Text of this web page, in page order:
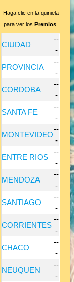
Haga clic en la quiniela
para ver losPremios
CIUDAD
--
-
PROVINCIA
--
-
CORDOBA
--
-
SANTA FE
--
-
MONTEVIDEO
--
-
ENTRE RIOS
--
-
MENDOZA
--
-
SANTIAGO
--
-
CORRIENTES
--
-
CHACO
--
-
NEUQUEN
--
-